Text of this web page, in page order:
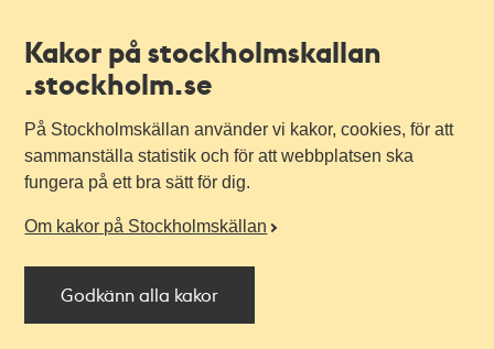
Kakor på stockholmskallan
.stockholm.se
På Stockholmskällan använder vi kakor, cookies, för att
sammanställa statistik och för att webbplatsen ska
fungera på ett bra sätt för dig.
Om kakor på Stockholmskällan
Godkänn alla kakor